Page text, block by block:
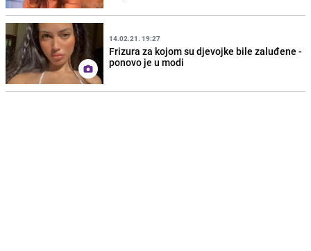
14.02.21. 19:27
Frizura za kojom su djevojke bile zaluđene -
ponovo je u modi